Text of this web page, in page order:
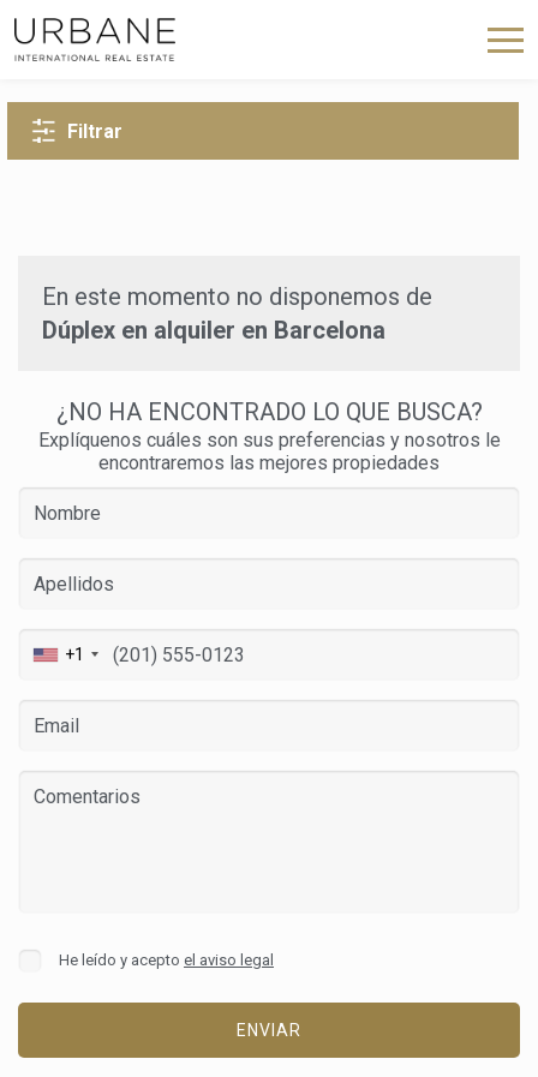
Filtrar
En este momento no disponemos de
Dúplex en alquiler en Barcelona
¿NO HA ENCONTRADO LO QUE BUSCA?
Explíquenos cuáles son sus preferencias y nosotros le
encontraremos las mejores propiedades
+1
He leído y acepto el aviso legal
ENVIAR